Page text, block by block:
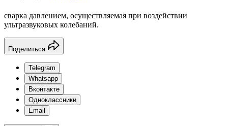
сварка давлением, осуществляемая при воздействии
ультразвуковых колебаний.
Поделиться
Telegram
Whatsapp
Вконтакте
Одноклассники
Email